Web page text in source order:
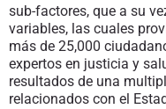
sub-factores, que a su
variables, las cuales
más de 25,000
expertos en justicia y
resultados de una
relacionados con el